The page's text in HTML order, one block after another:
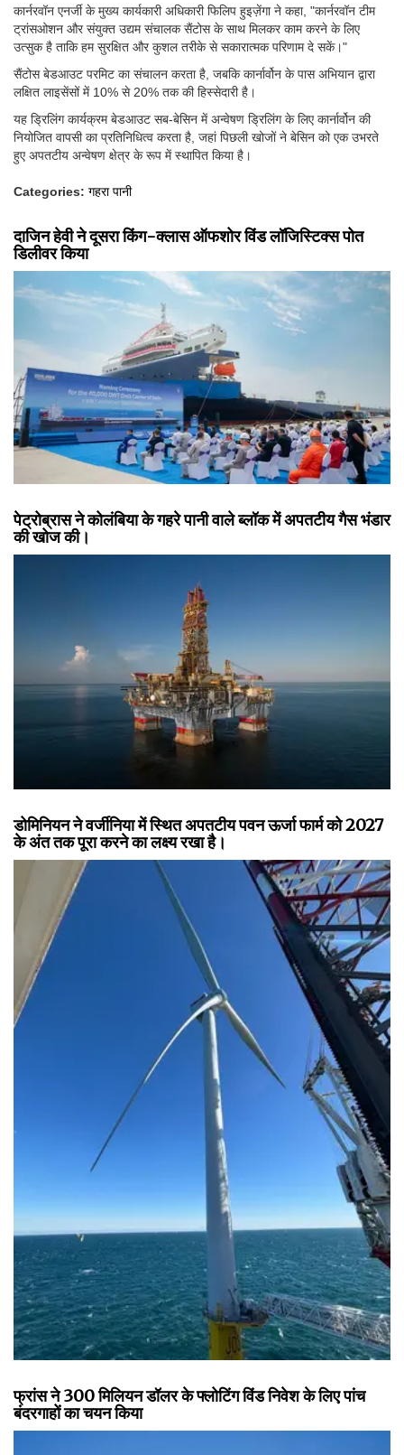
कार्नरवॉन एनर्जी के मुख्य कार्यकारी अधिकारी फिलिप हुइज़ेंगा ने कहा, "कार्नरवॉन टीम
ट्रांसओशन और संयुक्त उद्यम संचालक सैंटोस के साथ मिलकर काम करने के लिए
उत्सुक है ताकि हम सुरक्षित और कुशल तरीके से सकारात्मक परिणाम दे सकें।"
सैंटोस बेडआउट परमिट का संचालन करता है, जबकि कार्नार्वोन के पास अभियान द्वारा
लक्षित लाइसेंसों में 10% से 20% तक की हिस्सेदारी है।
यह ड्रिलिंग कार्यक्रम बेडआउट सब-बेसिन में अन्वेषण ड्रिलिंग के लिए कार्नार्वोन की
नियोजित वापसी का प्रतिनिधित्व करता है, जहां पिछली खोजों ने बेसिन को एक उभरते
हुए अपतटीय अन्वेषण क्षेत्र के रूप में स्थापित किया है।
Categories: गहरा पानी
दाजिन हेवी ने दूसरा किंग-क्लास ऑफशोर विंड लॉजिस्टिक्स पोत
डिलीवर किया
पेट्रोब्रास ने कोलंबिया के गहरे पानी वाले ब्लॉक में अपतटीय गैस भंडार
की खोज की।
डोमिनियन ने वर्जीनिया में स्थित अपतटीय पवन ऊर्जा फार्म को 2027
के अंत तक पूरा करने का लक्ष्य रखा है।
फ्रांस ने 300 मिलियन डॉलर के फ्लोटिंग विंड निवेश के लिए पांच
बंदरगाहों का चयन किया